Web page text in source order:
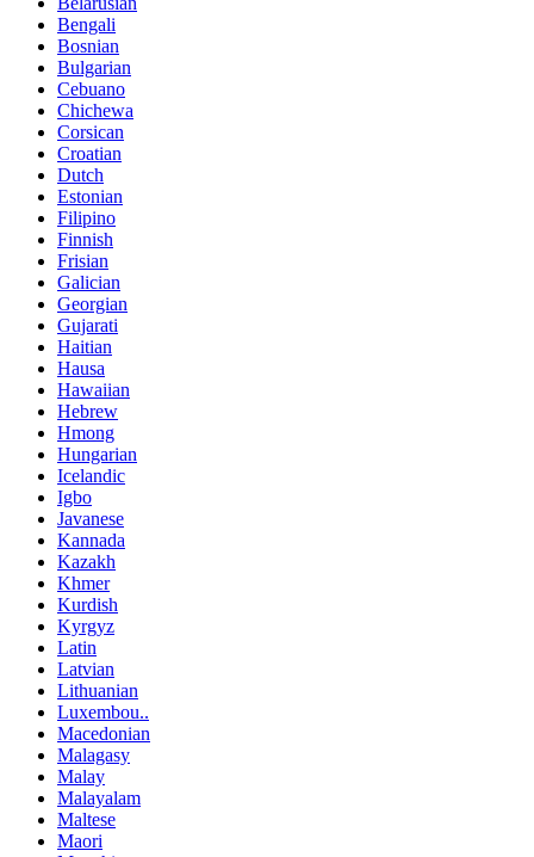
Bengali
Bosnian
Bulgarian
Cebuano
Chichewa
Corsican
Croatian
Dutch
Estonian
Filipino
Finnish
Frisian
Galician
Georgian
Gujarati
Haitian
Hausa
Hawaiian
Hebrew
Hmong
Hungarian
Icelandic
Igbo
Javanese
Kannada
Kazakh
Khmer
Kurdish
Kyrgyz
Latin
Latvian
Lithuanian
Luxembou..
Macedonian
Malagasy
Malay
Malayalam
Maltese
Maori